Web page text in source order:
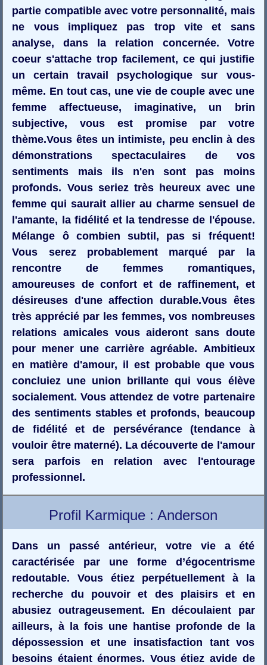
partie compatible avec votre personnalité, mais
ne vous impliquez pas trop vite et sans
analyse, dans la relation concernée. Votre
coeur s'attache trop facilement, ce qui justifie
un certain travail psychologique sur vous-
même. En tout cas, une vie de couple avec une
femme affectueuse, imaginative, un brin
subjective, vous est promise par votre
thème.Vous êtes un intimiste, peu enclin à des
démonstrations spectaculaires de vos
sentiments mais ils n'en sont pas moins
profonds. Vous seriez très heureux avec une
femme qui saurait allier au charme sensuel de
l'amante, la fidélité et la tendresse de l'épouse.
Mélange ô combien subtil, pas si fréquent!
Vous serez probablement marqué par la
rencontre de femmes romantiques,
amoureuses de confort et de raffinement, et
désireuses d'une affection durable.Vous êtes
très apprécié par les femmes, vos nombreuses
relations amicales vous aideront sans doute
pour mener une carrière agréable. Ambitieux
en matière d'amour, il est probable que vous
concluiez une union brillante qui vous élève
socialement. Vous attendez de votre partenaire
des sentiments stables et profonds, beaucoup
de fidélité et de persévérance (tendance à
vouloir être materné). La découverte de l'amour
sera parfois en relation avec l'entourage
professionnel.
Profil Karmique : Anderson
Dans un passé antérieur, votre vie a été
caractérisée par une forme d’égocentrisme
redoutable. Vous étiez perpétuellement à la
recherche du pouvoir et des plaisirs et en
abusiez outrageusement. En découlaient par
ailleurs, à la fois une hantise profonde de la
dépossession et une insatisfaction tant vos
besoins étaient énormes. Vous étiez avide de